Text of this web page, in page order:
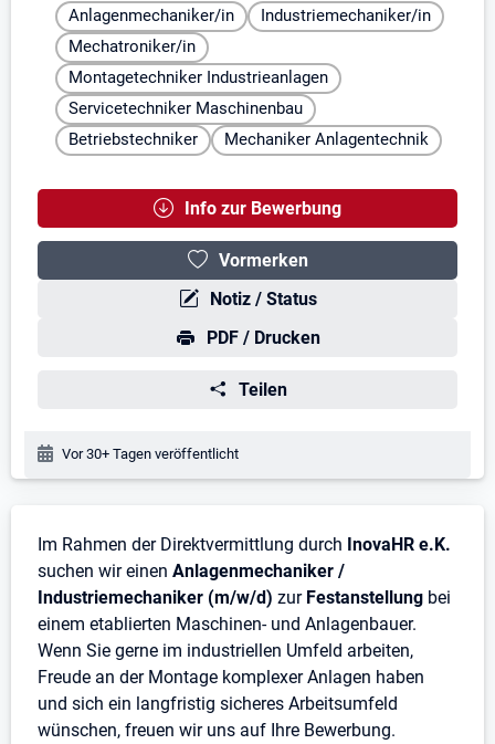
Anlagenmechaniker/in
Industriemechaniker/in
Mechatroniker/in
Montagetechniker Industrieanlagen
Servicetechniker Maschinenbau
Betriebstechniker
Mechaniker Anlagentechnik
Info zur Bewerbung
Vormerken
Notiz / Status
PDF / Drucken
Teilen
Veröffentlichungsdatum:
Vor 30+ Tagen veröffentlicht
Stellenbeschreibung
Im Rahmen der Direktvermittlung durch InovaHR e.K.
suchen wir einen Anlagenmechaniker /
Industriemechaniker (m/w/d) zur Festanstellung bei
einem etablierten Maschinen- und Anlagenbauer.
Wenn Sie gerne im industriellen Umfeld arbeiten,
Freude an der Montage komplexer Anlagen haben
und sich ein langfristig sicheres Arbeitsumfeld
wünschen, freuen wir uns auf Ihre Bewerbung.